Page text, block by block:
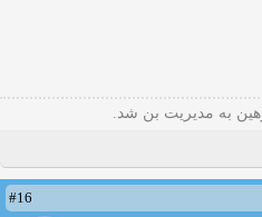
به مدیریت بن شد.
#16